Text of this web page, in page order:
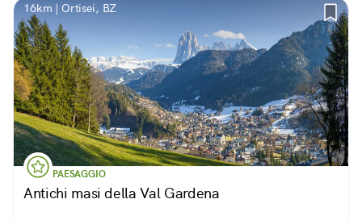
16km | Ortisei, BZ
PAESAGGIO
Antichi masi della Val Gardena